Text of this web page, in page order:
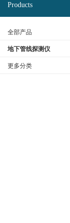
Products
全部产品
地下管线探测仪
更多分类